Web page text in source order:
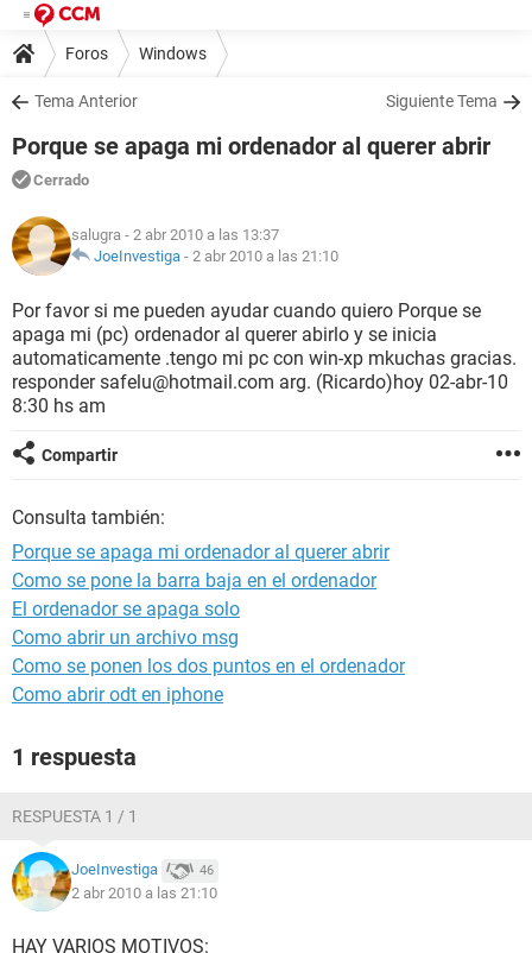
Foros Windows
Tema Anterior Siguiente Tema
Porque se apaga mi ordenador al querer abrir
Cerrado
salugra - 2 abr 2010 a las 13:37
JoeInvestiga - 2 abr 2010 a las 21:10
Por favor si me pueden ayudar cuando quiero Porque se
apaga mi (pc) ordenador al querer abirlo y se inicia
automaticamente .tengo mi pc con win-xp mkuchas gracias.
responder safelu@hotmail.com arg. (Ricardo)hoy 02-abr-10
8:30 hs am
Compartir
Consulta también:
Porque se apaga mi ordenador al querer abrir
Como se pone la barra baja en el ordenador
El ordenador se apaga solo
Como abrir un archivo msg
Como se ponen los dos puntos en el ordenador
Como abrir odt en iphone
1 respuesta
RESPUESTA 1 / 1
JoeInvestiga 46
2 abr 2010 a las 21:10
HAY VARIOS MOTIVOS: